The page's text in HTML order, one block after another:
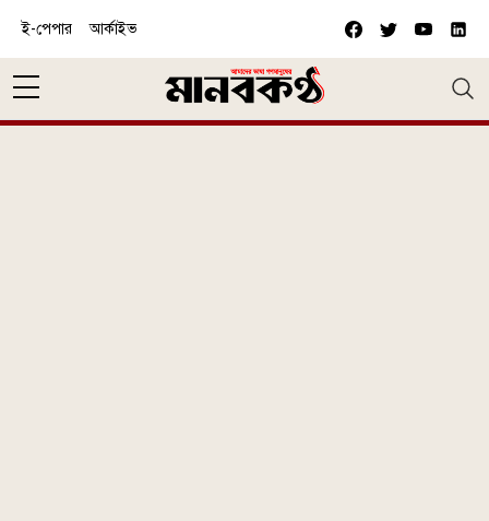
ই-পেপার আর্কাইভ